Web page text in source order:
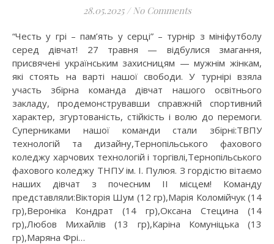
28.05.2025 / No Comments
“Честь у грі – пам’ять у серці” – турнір з мініфутболу
серед дівчат! 27 травня — відбулися змагання,
присвячені українським захисницям — мужнім жінкам,
які стоять на варті нашої свободи. У турнірі взяла
участь збірна команда дівчат нашого освітнього
закладу, продемонструвавши справжній спортивний
характер, згуртованість, стійкість і волю до перемоги.
Суперниками нашої команди стали збірні:ТВПУ
технологій та дизайну,Тернопільського фахового
коледжу харчових технологій і торгівлі,Тернопільського
фахового коледжу ТНПУ ім. І. Пулюя. З гордістю вітаємо
наших дівчат з почесним ІІ місцем! Команду
представляли:Вікторія Шум (12 гр),Марія Коломійчук (14
гр),Вероніка Кондрат (14 гр),Оксана Стецина (14
гр),Любов Михайлів (13 гр),Каріна Комуніцька (13
гр),Маряна Фрі…